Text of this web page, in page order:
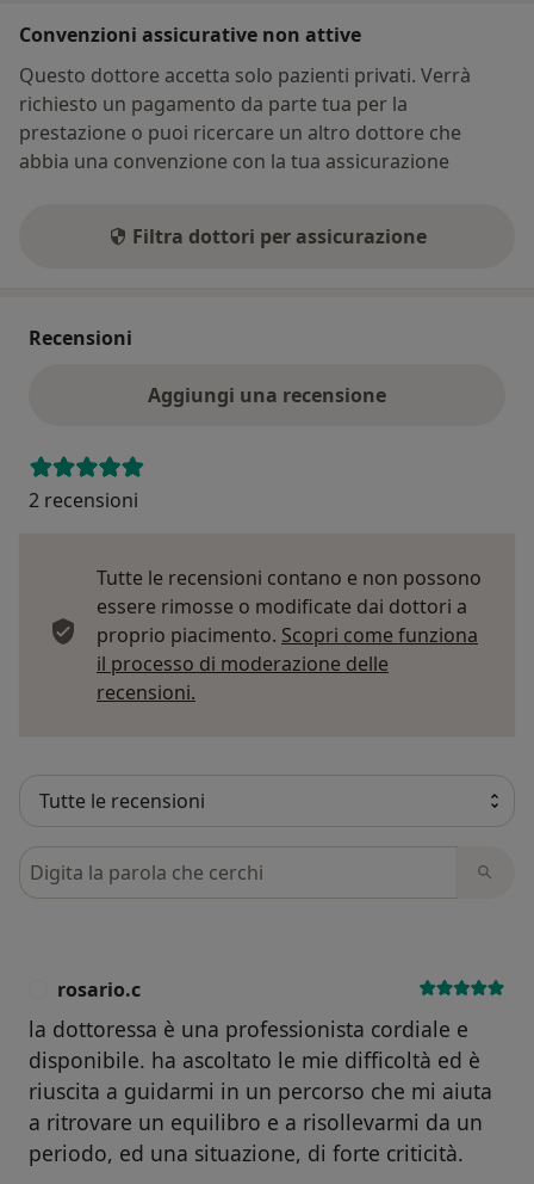
Convenzioni assicurative non attive
Questo dottore accetta solo pazienti privati. Verrà
richiesto un pagamento da parte tua per la
prestazione o puoi ricercare un altro dottore che
abbia una convenzione con la tua assicurazione
Filtra dottori per assicurazione
Recensioni
Aggiungi una recensione
2 recensioni
Tutte le recensioni contano e non possono
essere rimosse o modificate dai dottori a
proprio piacimento. Scopri come funziona
il processo di moderazione delle
recensioni.
Cerca nelle recensioni
rosario.c
la dottoressa è una professionista cordiale e
disponibile. ha ascoltato le mie difficoltà ed è
riuscita a guidarmi in un percorso che mi aiuta
a ritrovare un equilibro e a risollevarmi da un
periodo, ed una situazione, di forte criticità.